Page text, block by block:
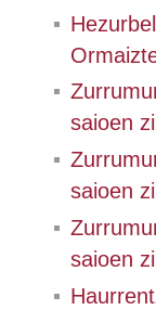
saioen
saioen
saioen